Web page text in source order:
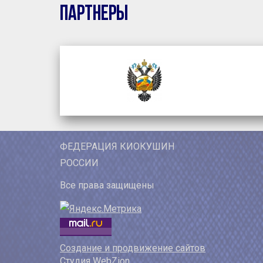
Партнеры
ФЕДЕРАЦИЯ КИОКУШИН
РОССИИ
Все права защищены
Создание и продвижение сайтов